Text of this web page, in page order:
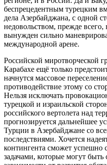
беспрецедентным турецким
дела Азербайджана, с одной
недовольством, прежде
вынужден сильно
международной арене.
Российской миротворческой
Карабахе ещё только
начнутся массовое
противодействие этому со
Нельзя исключать
турецкой и израильской
российского вертолета над
прогнозируется дальнейшее
Турции в Азербайджане со
последствиями. Хочется
контингента сможет успешно
задачами, которые могут